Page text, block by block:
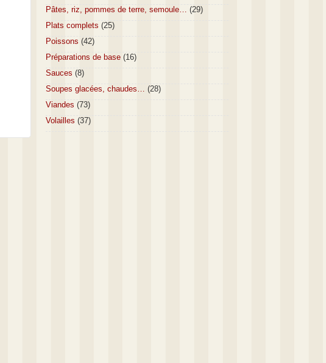
Pâtes, riz, pommes de terre, semoule… (29)
Plats complets (25)
Poissons (42)
Préparations de base (16)
Sauces (8)
Soupes glacées, chaudes… (28)
Viandes (73)
Volailles (37)